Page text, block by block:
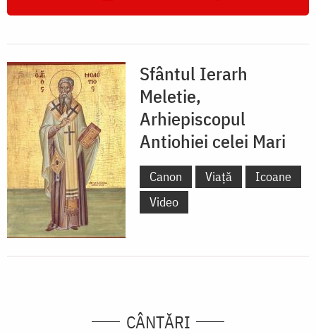
Sfântul Ierarh
Meletie,
Arhiepiscopul
Antiohiei celei Mari
Canon Viață
Icoane
Video
CÂNTĂRI